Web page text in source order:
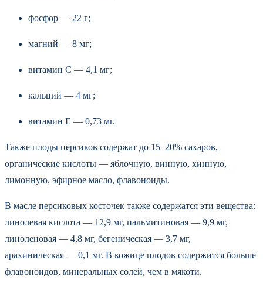
фосфор — 22 г;
магний — 8 мг;
витамин С — 4,1 мг;
кальций — 4 мг;
витамин Е — 0,73 мг.
Также плоды персиков содержат до 15–20% сахаров,
органические кислоты — яблочную, винную, хинную,
лимонную, эфирное масло, флавоноиды.
В масле персиковых косточек также содержатся эти вещества:
линолевая кислота — 12,9 мг, пальмитиновая — 9,9 мг,
линоленовая — 4,8 мг, бегеническая — 3,7 мг,
арахиническая — 0,1 мг. В кожице плодов содержится больше
флавоноидов, минеральных солей, чем в мякоти.